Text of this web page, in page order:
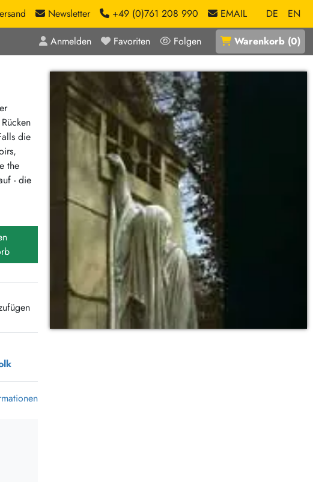
Newsletter +49 (0)761 208 990 EMAIL DE
EN
Aktion
Anmelden Favoriten Folgen Warenkorb (0)
die
the
- die